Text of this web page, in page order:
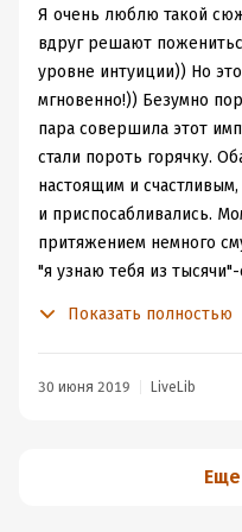
под лозунгом «надо»)))
уйдешь»)))
Но, если вы думаете, что
отношения, то тоже
высокого полета.. Будет
побег и выживание в
вычисление и захват
приключенье тоже
удовольствием))) Ну а я
следующего раза…
писала выше, какое-то
подобное поведение
не только с
персонажами, вылившись
общения с
приключение,
Мне понравилось.
Я очень люблю такой
вдруг решают
уровне интуиции)) Но
мгновенно!)) Безумно
пара совершила этот
стали пороть горячку.
настоящим и
и приспосабливались.
притяжением немного
"я узнаю тебя из
заметание следов...
приемник"... Впрочем, а
Показать полностью
30 июня 2019 LiveLib